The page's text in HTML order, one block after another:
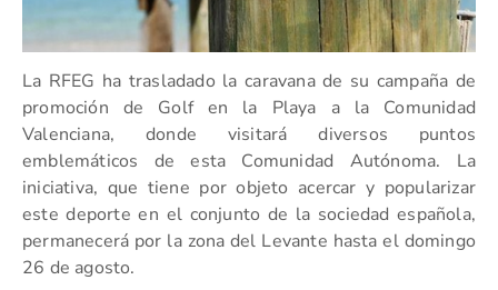
La RFEG ha trasladado la caravana de su campaña de
promoción de Golf en la Playa a la Comunidad
Valenciana, donde visitará diversos puntos
emblemáticos de esta Comunidad Autónoma. La
iniciativa, que tiene por objeto acercar y popularizar
este deporte en el conjunto de la sociedad española,
permanecerá por la zona del Levante hasta el domingo
26 de agosto.